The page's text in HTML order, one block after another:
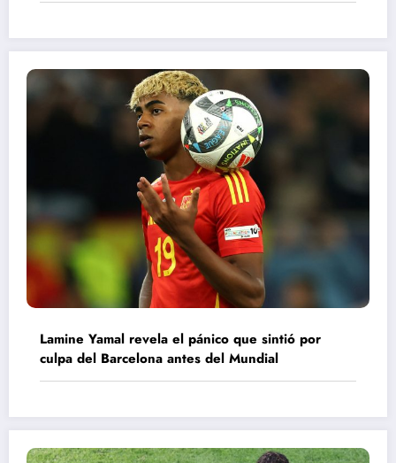
Lamine Yamal revela el pánico que sintió por
culpa del Barcelona antes del Mundial